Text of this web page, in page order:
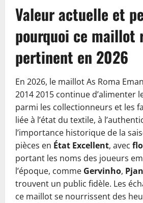
Valeur actuelle et
pourquoi ce maillot
pertinent en 2026
En 2026, le maillot As Roma
2014 2015 continue d’alimenter
parmi les collectionneurs et les
liée à l’état du textile, à
l’importance historique de la
pièces en État Excellent, avec
portant les noms des joueurs
l’époque, comme Gervinho,
trouvent un public fidèle. Les
ce maillot se nourrissent des